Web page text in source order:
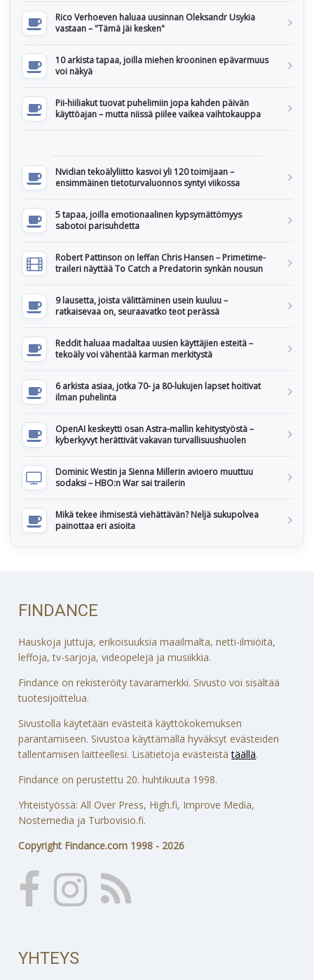
Rico Verhoeven haluaa uusinnan Oleksandr Usykia
vastaan – "Tämä jäi kesken"
10 arkista tapaa, joilla miehen krooninen epävarmuus
voi näkyä
Pii-hiiliakut tuovat puhelimiin jopa kahden päivän
käyttöajan – mutta niissä piilee vaikea vaihtokauppa
Nvidian tekoälyliitto kasvoi yli 120 toimijaan –
ensimmäinen tietoturvaluonnos syntyi viikossa
5 tapaa, joilla emotionaalinen kypsymättömyys
sabotoi parisuhdetta
Robert Pattinson on leffan Chris Hansen – Primetime-
traileri näyttää To Catch a Predatorin synkän nousun
9 lausetta, joista välittäminen usein kuuluu –
ratkaisevaa on, seuraavatko teot perässä
Reddit haluaa madaltaa uusien käyttäjien esteitä –
tekoäly voi vähentää karman merkitystä
6 arkista asiaa, jotka 70- ja 80-lukujen lapset hoitivat
ilman puhelinta
OpenAI keskeytti osan Astra-mallin kehitystyöstä –
kyberkyvyt herättivät vakavan turvallisuushuolen
Dominic Westin ja Sienna Millerin avioero muuttuu
sodaksi – HBO:n War sai trailerin
Mikä tekee ihmisestä viehättävän? Neljä sukupolvea
painottaa eri asioita
FINDANCE
Hauskoja juttuja, erikoisuuksia maailmalta, netti-ilmiöitä,
leffoja, tv-sarjoja, videopelejä ja musiikkia.
Findance on rekisteröity tavaramerkki. Sivusto voi sisältää
tuotesijoittelua.
Sivustolla käytetään evästeitä käyttökokemuksen
parantamiseen. Sivustoa käyttämällä hyväksyt evästeiden
tallentamisen laitteellesi. Lisätietoja evästeistätäällä.
Findance on perustettu 20. huhtikuuta 1998.
Yhteistyössä: All Over Press, High.fi, Improve Media,
Nostemedia ja Turbovisio.fi.
Copyright Findance.com 1998 - 2026
YHTEYS